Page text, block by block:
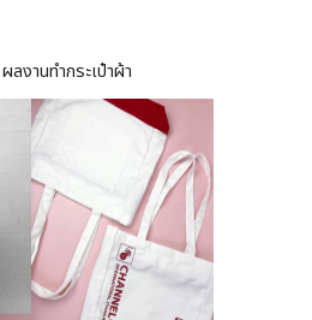
ลงานทำกระเป๋าผ้า